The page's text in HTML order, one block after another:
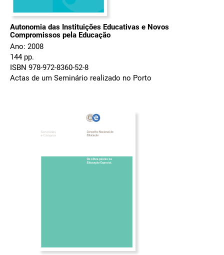
Autonomia das Instituições Educativas e Novos
Compromissos pela Educação
Ano: 2008
144 pp.
ISBN 978-972-8360-52-8
Actas de um Seminário realizado no Porto